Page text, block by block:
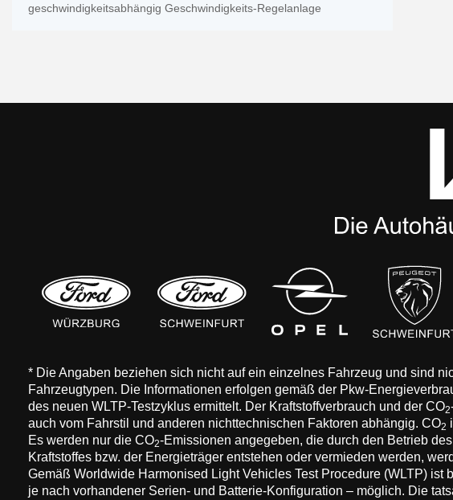
geschwindigkeitsabhängig Geschwindigkeits-Regelanlage
* Die Angaben beziehen sich nicht auf ein einzelnes Fahrzeug und sind
Fahrzeugtypen. Die Informationen erfolgen gemäß der Pkw-
des neuen WLTP-Testzyklus ermittelt. Der Kraftstoffverbrauch und der CO2
auch vom Fahrstil und anderen nichttechnischen Faktoren abhängig. CO2
Es werden nur die CO2-Emissionen angegeben, die durch den Betrieb
Kraftstoffes bzw. der Energieträger entstehen oder vermieden werden,
Gemäß Worldwide Harmonised Light Vehicles Test Procedure (WLTP)
je nach vorhandener Serien- und Batterie-Konfiguration – möglich. Die